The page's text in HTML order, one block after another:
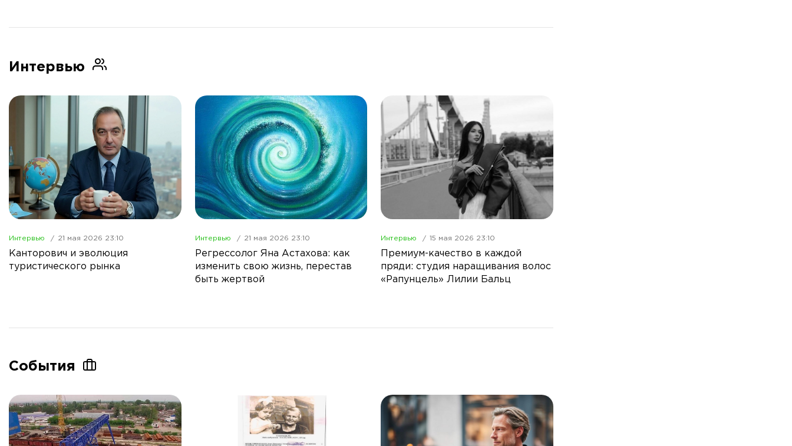
Интервью
Интервью 21 мая 2026 23:10
Канторович и эволюция
туристического рынка
Интервью 21 мая 2026 23:10
Регрессолог Яна Астахова: как
изменить свою жизнь, перестав
быть жертвой
Интервью 15 мая 2026 23:10
Премиум-качество в каждой
пряди: студия наращивания волос
«Рапунцель» Лилии Бальц
События